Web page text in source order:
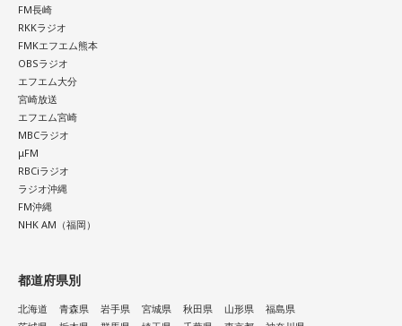
FM長崎
RKKラジオ
FMKエフエム熊本
OBSラジオ
エフエム大分
宮崎放送
エフエム宮崎
MBCラジオ
μFM
RBCiラジオ
ラジオ沖縄
FM沖縄
NHK AM（福岡）
都道府県別
北海道 青森県 岩手県 宮城県 秋田県 山形県
福島県